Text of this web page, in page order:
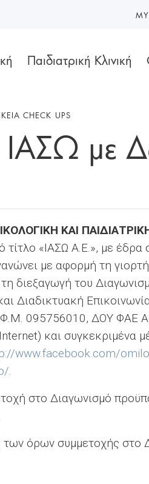
Παιδιατρική Κλινική
CHECK UPS
ΙΑΣΩ με
ΚΑΙ
τίτλο «ΙΑΣΩ Α.Ε.», με
με αφορμή τη
διεξαγωγή του
Διαδικτυακή
095756010, ΔΟΥ ΦΑΕ
και συγκεκριμένα
www.facebook.com/
.
στο Διαγωνισμό
των όρων συμμετοχής στο